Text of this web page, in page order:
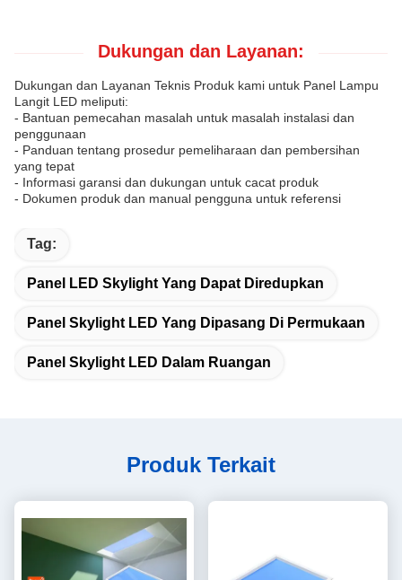
Dukungan dan Layanan:
Dukungan dan Layanan Teknis Produk kami untuk Panel Lampu
Langit LED meliputi:
- Bantuan pemecahan masalah untuk masalah instalasi dan
penggunaan
- Panduan tentang prosedur pemeliharaan dan pembersihan
yang tepat
- Informasi garansi dan dukungan untuk cacat produk
- Dokumen produk dan manual pengguna untuk referensi
Tag:
Panel LED Skylight Yang Dapat Diredupkan
Panel Skylight LED Yang Dipasang Di Permukaan
Panel Skylight LED Dalam Ruangan
Produk Terkait